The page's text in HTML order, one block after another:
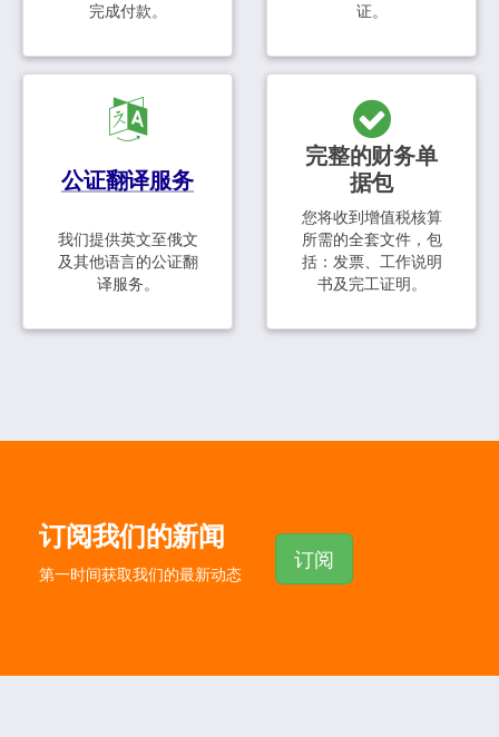
完成付款。 证。
公证翻译服务
我们提供英文至俄文
及其他语言的公证翻
译服务。
完整的财务单
据包
您将收到增值税核算
所需的全套文件，包
括：发票、工作说明
书及完工证明。
订阅我们的新闻
第一时间获取我们的最新动态
订阅